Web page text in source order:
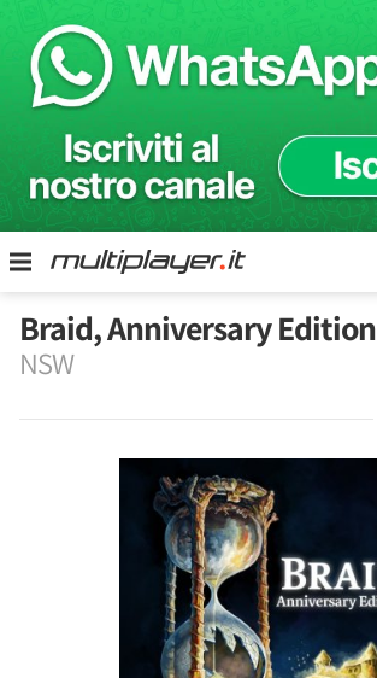
Braid, Anniversary Edition
NSW